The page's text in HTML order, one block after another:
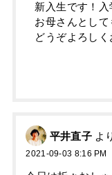
新入生です！
お母さんとし
どうぞよろしく
平井直子 よ
2021-09-03 8:16 PM